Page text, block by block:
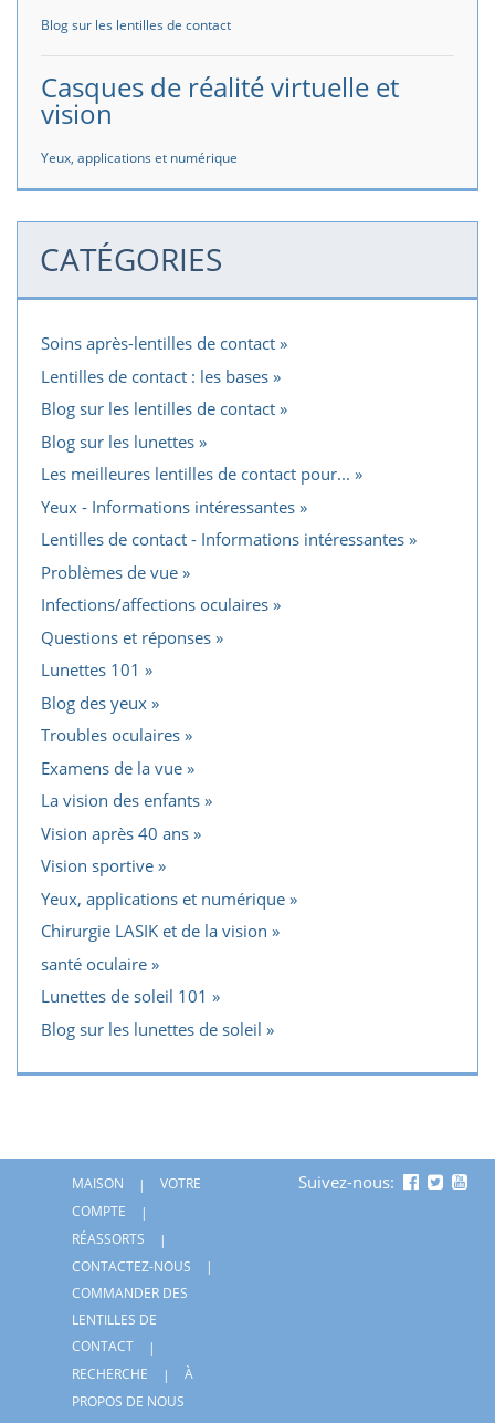
Blog sur les lentilles de contact
Casques de réalité virtuelle et
vision
Yeux, applications et numérique
CATÉGORIES
Soins après-lentilles de contact
Lentilles de contact : les bases
Blog sur les lentilles de contact
Blog sur les lunettes
Les meilleures lentilles de contact pour...
Yeux - Informations intéressantes
Lentilles de contact - Informations intéressantes
Problèmes de vue
Infections/affections oculaires
Questions et réponses
Lunettes 101
Blog des yeux
Troubles oculaires
Examens de la vue
La vision des enfants
Vision après 40 ans
Vision sportive
Yeux, applications et numérique
Chirurgie LASIK et de la vision
santé oculaire
Lunettes de soleil 101
Blog sur les lunettes de soleil
MAISON
VOTRE
COMPTE
RÉASSORTS
CONTACTEZ-NOUS
COMMANDER DES
LENTILLES DE
CONTACT
RECHERCHE
À
PROPOS DE NOUS
Suivez-nous: